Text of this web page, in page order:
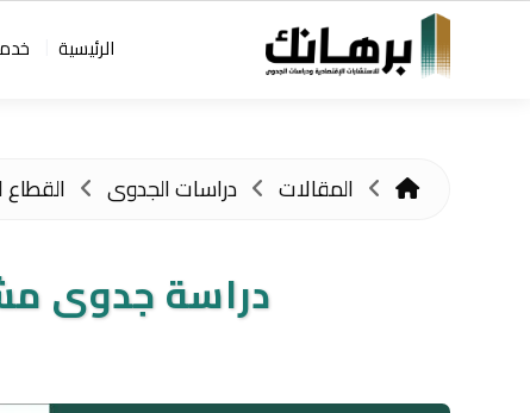
الرئيسية
المقالات دراسات الجدوى القطاع
دراسة جدوى